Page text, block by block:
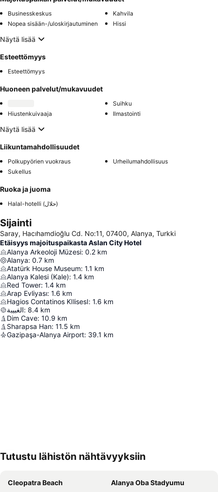
Businesskeskus
Kahvila
Nopea sisään-/uloskirjautuminen
Hissi
Näytä lisää
Esteettömyys
Esteettömyys
Huoneen palvelut/mukavuudet
Suihku
Hiustenkuivaaja
Ilmastointi
Näytä lisää
Liikuntamahdollisuudet
Polkupyörien vuokraus
Urheilumahdollisuus
Sukellus
Ruoka ja juoma
Halal-hotelli (حلال)
Sijainti
Saray, Hacıhamdioğlu Cd. No:11, 07400, Alanya, Turkki
Etäisyys majoituspaikasta Aslan City Hotel
Alanya Arkeoloji Müzesi: 0.2 km
Alanya: 0.7 km
Atatürk House Museum: 1.1 km
Alanya Kalesi (Kale): 1.4 km
Red Tower: 1.4 km
Arap Evliyası: 1.6 km
Hagios Contatinos KIlisesI: 1.6 km
الغبيبة: 8.4 km
Dim Cave: 10.9 km
Sharapsa Han: 11.5 km
Gazipaşa-Alanya Airport: 39.1 km
Tutustu lähistön nähtävyyksiin
Cleopatra Beach
Alanya Oba Stadyumu